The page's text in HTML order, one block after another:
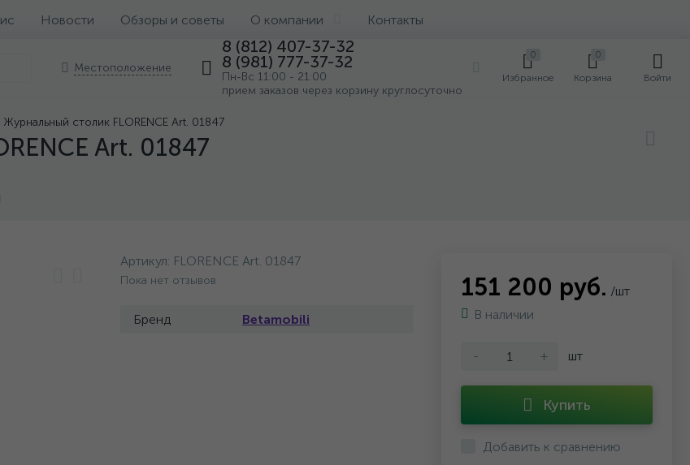
Новости Обзоры и советы О компании Контакты
Местоположение
8 (812) 407-37-32
8 (981) 777-37-32
Пн-Вс 11:00 - 21:00
прием заказов через корзину круглосуточно
0
Избранное
0
Корзина Войти
Журнальный столик FLORENCE Art. 01847
Art. 01847
Артикул: FLORENCE Art. 01847
Пока нет отзывов
Бренд Betamobili
151 200 руб. /шт
В наличии
- + шт
Купить
Добавить к сравнению